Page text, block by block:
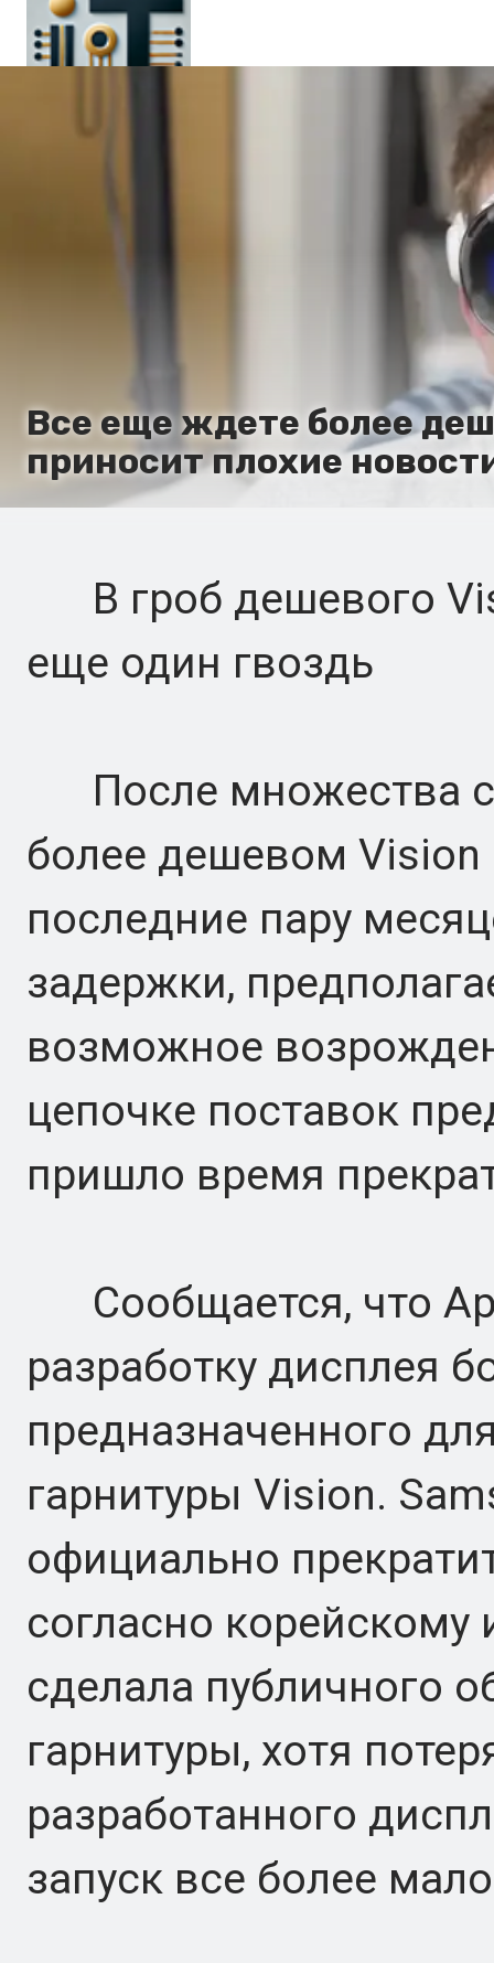
Все еще ждете более
приносит плохие
В гроб дешевого
еще один гвоздь
После множества
более дешевом
последние пару
задержки,
возможное
цепочке поставок
пришло время
Сообщается, что
разработку дисплея
предназначенного
гарнитуры Vision.
официально
согласно
сделала публичного
гарнитуры, хотя
разработанного
запуск все более